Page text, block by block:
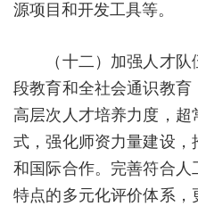
源项目和开发工具等。
（十二）加强人才队
段教育和全社会通识教
高层次人才培养力度，
式，强化师资力量建设
和国际合作。完善符合
特点的多元化评价体系